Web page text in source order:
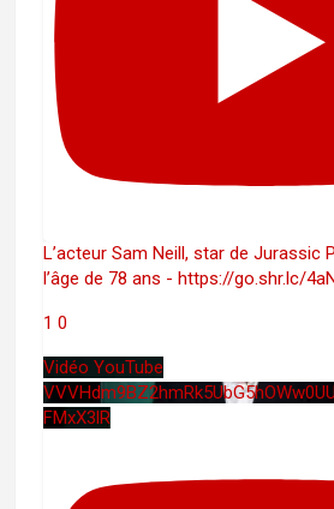
L’acteur Sam Neill, star de Jurassic
l’âge de 78 ans - https://go.shr.lc/
1 0
Vidéo YouTube
FMxX3lR